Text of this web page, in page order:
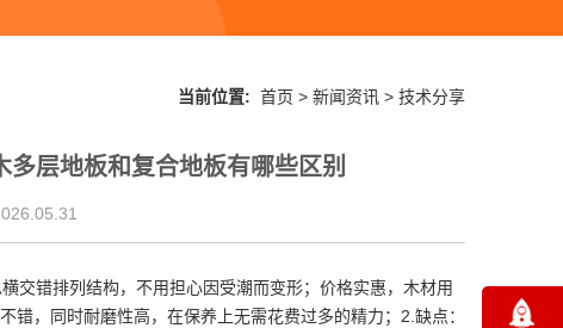
当前位置: 首页 > 新闻资讯 > 技术分享
层地板和复合地板有哪些区别
交错排列结构，不用担心因受潮而变形；价格实惠，木材用
，同时耐磨性高，在保养上无需花费过多的精力；2.缺点：